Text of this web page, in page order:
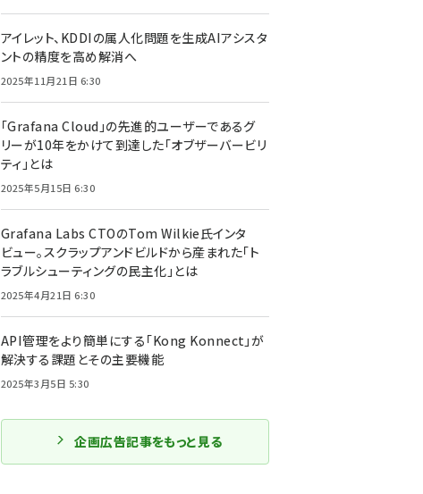
アイレット、KDDIの属人化問題を生成AIアシスタ
ントの精度を高め解消へ
2025年11月21日 6:30
「Grafana Cloud」の先進的ユーザーであるグ
リーが10年をかけて到達した「オブザーバービリ
ティ」とは
2025年5月15日 6:30
Grafana Labs CTOのTom Wilkie氏インタ
ビュー。スクラップアンドビルドから産まれた「ト
ラブルシューティングの民主化」とは
2025年4月21日 6:30
API管理をより簡単にする「Kong Konnect」が
解決する課題とその主要機能
2025年3月5日 5:30
企画広告記事をもっと見る